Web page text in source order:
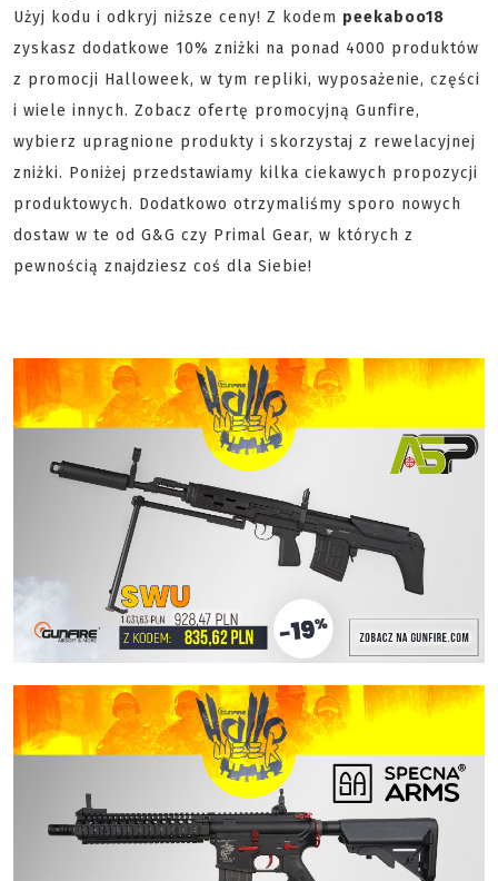
Użyj kodu i odkryj niższe ceny! Z kodem peekaboo18
zyskasz dodatkowe 10% zniżki na ponad 4000 produktów
z promocji Halloweek, w tym repliki, wyposażenie, części
i wiele innych. Zobacz ofertę promocyjną Gunfire,
wybierz upragnione produkty i skorzystaj z rewelacyjnej
zniżki. Poniżej przedstawiamy kilka ciekawych propozycji
produktowych. Dodatkowo otrzymaliśmy sporo nowych
dostaw w te od G&G czy Primal Gear, w których z
pewnością znajdziesz coś dla Siebie!